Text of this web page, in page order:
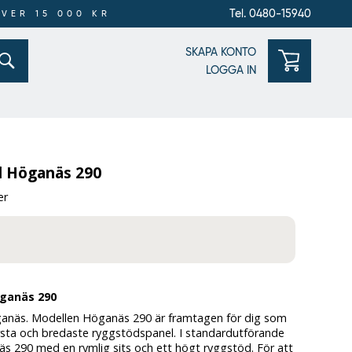
15 000 KR Tel. 0480-15940
SKAPA KONTO
LOGGA IN
290
290
Modellen Höganäs 290 är framtagen för dig som
och bredaste ryggstödspanel. I standardutförande
290 med en rymlig sits och ett högt ryggstöd. För att